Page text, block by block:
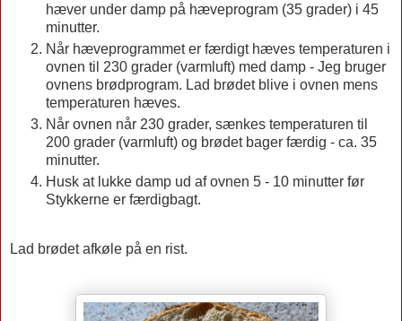
hæver under damp på hæveprogram (35 grader) i 45
minutter.
Når hæveprogrammet er færdigt hæves temperaturen i
ovnen til 230 grader (varmluft) med damp - Jeg bruger
ovnens brødprogram. Lad brødet blive i ovnen mens
temperaturen hæves.
Når ovnen når 230 grader, sænkes temperaturen til
200 grader (varmluft) og brødet bager færdig - ca. 35
minutter.
Husk at lukke damp ud af ovnen 5 - 10 minutter før
Stykkerne er færdigbagt.
Lad brødet afkøle på en rist.